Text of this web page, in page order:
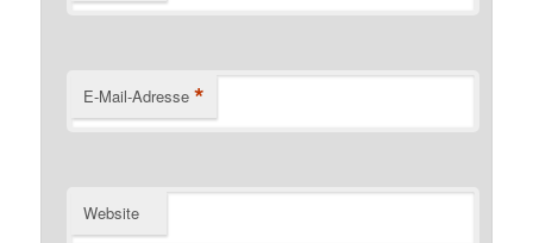
E-Mail-Adresse *
Website